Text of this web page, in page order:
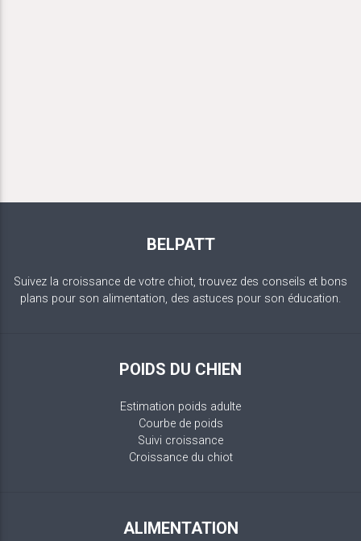
BELPATT
Suivez la croissance de votre chiot, trouvez des conseils et bons
plans pour son alimentation, des astuces pour son éducation.
POIDS DU CHIEN
Estimation poids adulte
Courbe de poids
Suivi croissance
Croissance du chiot
ALIMENTATION